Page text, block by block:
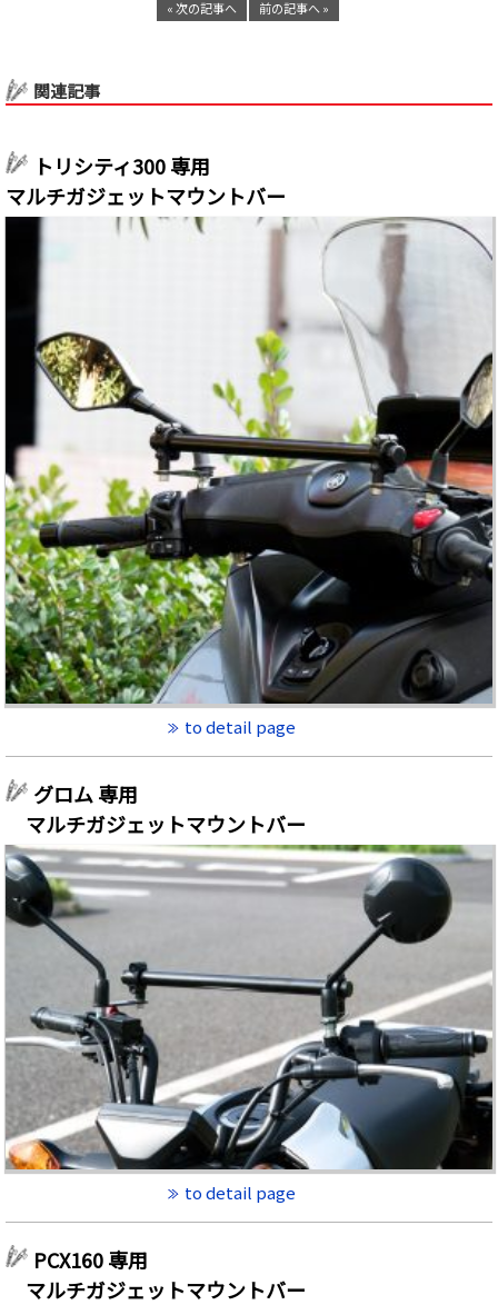
« 次の記事へ 前の記事へ »
関連記事
トリシティ300 専用
マルチガジェットマウントバー
to detail page
グロム 専用
マルチガジェットマウントバー
to detail page
PCX160 専用
マルチガジェットマウントバー